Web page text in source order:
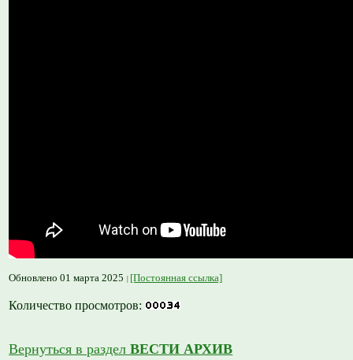
Обновлено 01 марта 2025 [Постоянная ссылка]
Количество просмотров:
Вернуться в разделВЕСТИ АРХИВ